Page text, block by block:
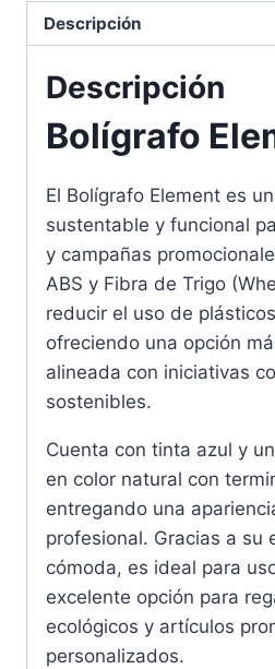
Descripción
Descripción
Bolígrafo
El Bolígrafo Element es
sustentable y funcional
y campañas
ABS y Fibra de Trigo
reducir el uso de
ofreciendo una opción
alineada con iniciativas
sostenibles.
Cuenta con tinta azul y
en color natural con
entregando una
profesional. Gracias a su
cómoda, es ideal para
excelente opción para
ecológicos y artículos
personalizados.